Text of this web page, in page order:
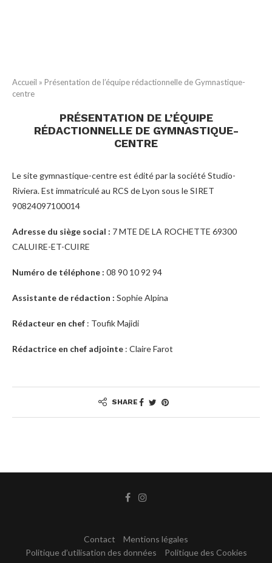
Accueil » Présentation de l’équipe rédactionnelle de Gymnastique-
centre
PRÉSENTATION DE L’ÉQUIPE
RÉDACTIONNELLE DE GYMNASTIQUE-
CENTRE
Le site gymnastique-centre est édité par la société Studio-
Riviera. Est immatriculé au RCS de Lyon sous le SIRET
90824097100014
Adresse du siège social : 7 MTE DE LA ROCHETTE 69300
CALUIRE-ET-CUIRE
Numéro de téléphone : 08 90 10 92 94
Assistante de rédaction : Sophie Alpina
Rédacteur en chef : Toufik Majidi
Rédactrice en chef adjointe : Claire Farot
SHARE
Contact
Mentions légales
Politique d’utilisation des données
Politique des Cookies